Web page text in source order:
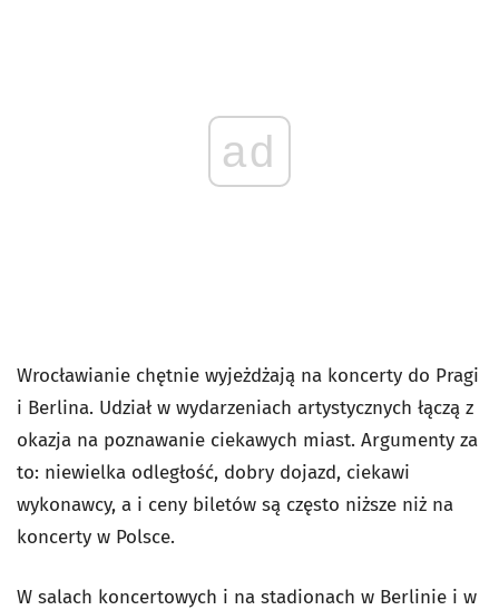
ad
Wrocławianie chętnie wyjeżdżają na koncerty do Pragi
i Berlina. Udział w wydarzeniach artystycznych łączą z
okazja na poznawanie ciekawych miast. Argumenty za
to: niewielka odległość, dobry dojazd, ciekawi
wykonawcy, a i ceny biletów są często niższe niż na
koncerty w Polsce.
W salach koncertowych i na stadionach w Berlinie i w